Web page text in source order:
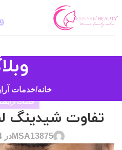
خانه خدمات
خدمات
تفاوت شیدینگ
MSA13875در 27/09/2024